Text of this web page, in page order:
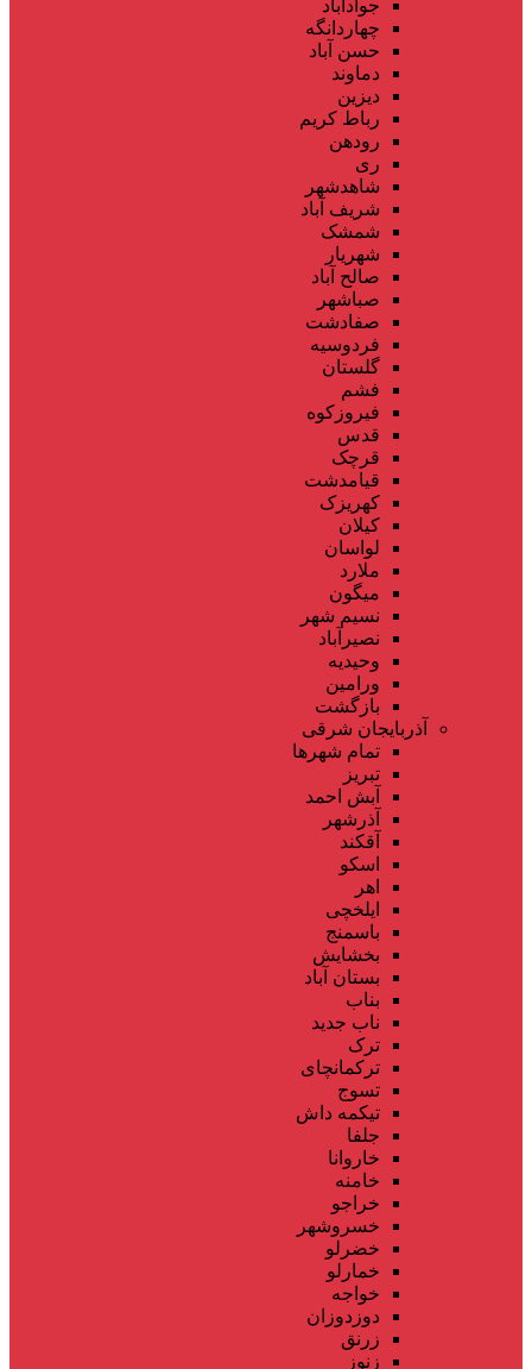
جوادآباد
چهاردانگه
حسن آباد
دماوند
دیزین
رباط کریم
رودهن
ری
شاهدشهر
شریف آباد
شمشک
شهریار
صالح آباد
صباشهر
صفادشت
فردوسیه
گلستان
فشم
فیروزکوه
قدس
قرچک
قیامدشت
کهریزک
کیلان
لواسان
ملارد
میگون
نسیم شهر
نصیرآباد
وحیدیه
ورامین
بازگشت
آذربایجان شرقی
تمام شهر‌ها
تبریز
آبش احمد
آذرشهر
آقکند
اسکو
اهر
ایلخچی
باسمنج
بخشایش
بستان آباد
بناب
ناب جدید
ترک
ترکمانچای
تسوج
تیکمه داش
جلفا
خاروانا
خامنه
خراجو
خسروشهر
خضرلو
خمارلو
خواجه
دوزدوزان
زرنق
زنوز